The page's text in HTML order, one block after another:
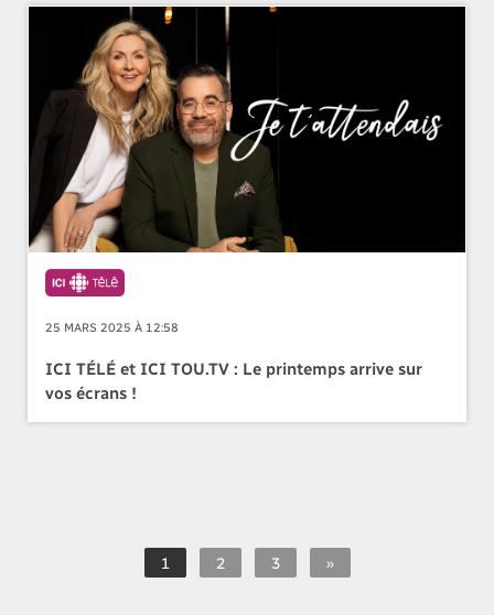
25 MARS 2025 À 12:58
ICI TÉLÉ et ICI TOU.TV : Le printemps arrive sur
vos écrans !
1 2 3 »